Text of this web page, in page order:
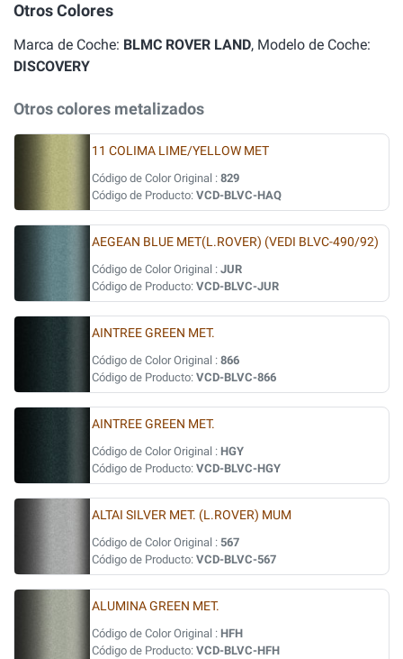
Otros Colores
Marca de Coche: BLMC ROVER LAND, Modelo de Coche:
DISCOVERY
Otros colores metalizados
11 COLIMA LIME/YELLOW MET
Código de Color Original : 829
Código de Producto: VCD-BLVC-HAQ
AEGEAN BLUE MET(L.ROVER) (VEDI BLVC-490/92)
Código de Color Original : JUR
Código de Producto: VCD-BLVC-JUR
AINTREE GREEN MET.
Código de Color Original : 866
Código de Producto: VCD-BLVC-866
AINTREE GREEN MET.
Código de Color Original : HGY
Código de Producto: VCD-BLVC-HGY
ALTAI SILVER MET. (L.ROVER) MUM
Código de Color Original : 567
Código de Producto: VCD-BLVC-567
ALUMINA GREEN MET.
Código de Color Original : HFH
Código de Producto: VCD-BLVC-HFH